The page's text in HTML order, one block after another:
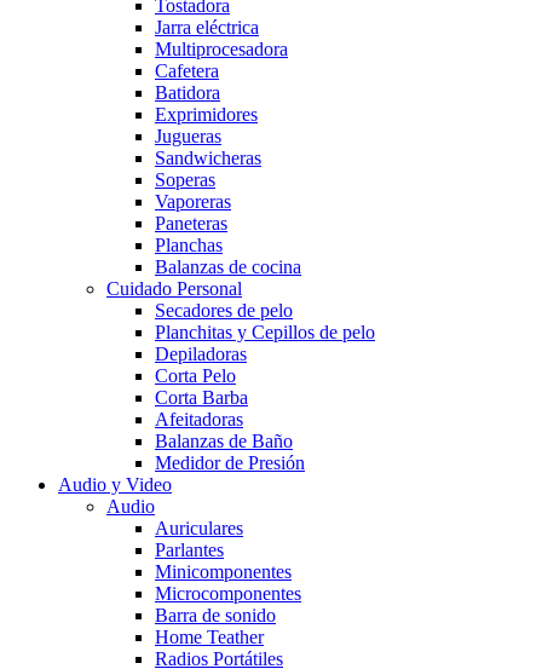
Tostadora
Jarra eléctrica
Multiprocesadora
Cafetera
Batidora
Exprimidores
Jugueras
Sandwicheras
Soperas
Vaporeras
Paneteras
Planchas
Balanzas de cocina
Cuidado Personal
Secadores de pelo
Planchitas y Cepillos de pelo
Depiladoras
Corta Pelo
Corta Barba
Afeitadoras
Balanzas de Baño
Medidor de Presión
Audio y Video
Audio
Auriculares
Parlantes
Minicomponentes
Microcomponentes
Barra de sonido
Home Teather
Radios Portátiles